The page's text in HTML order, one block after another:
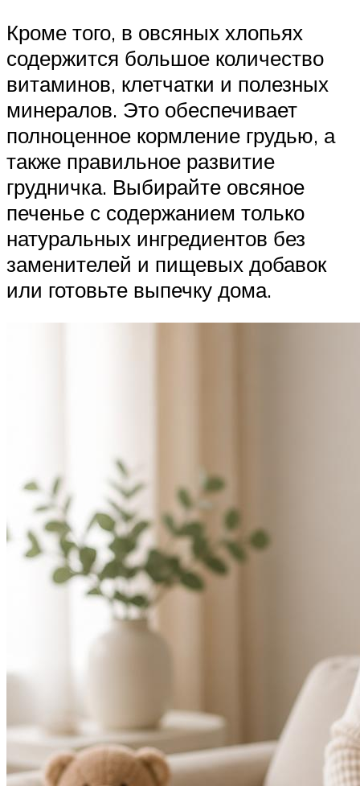
Кроме того, в овсяных хлопьях
содержится большое количество
витаминов, клетчатки и полезных
минералов. Это обеспечивает
полноценное кормление грудью, а
также правильное развитие
грудничка. Выбирайте овсяное
печенье с содержанием только
натуральных ингредиентов без
заменителей и пищевых добавок
или готовьте выпечку дома.